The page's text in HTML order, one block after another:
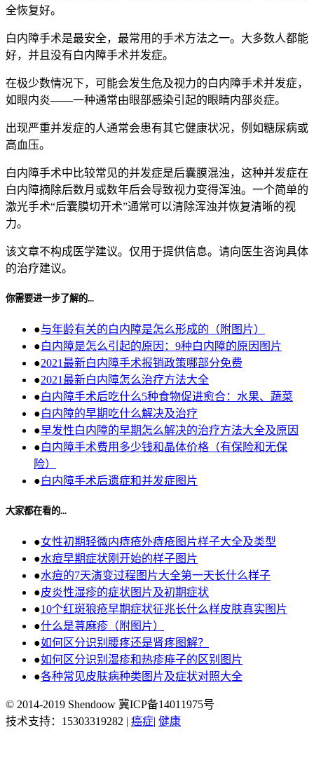
全恢复好。
白内障手术是最安全，最常用的手术方法之一。大多数人都能
好，并且没有白内障手术并发症。
在极少数情况下，可能会发生危及视力的白内障手术并发症，
如眼内炎——一种通常由眼部感染引起的眼睛内部炎症。
出现严重并发症的人通常会患有其它健康状况，例如糖尿病或
高血压。
白内障手术中比较常见的并发症是后囊膜混浊，这种并发症在
白内障摘除后数月或数年后会导致视力变得浑浊。一个简单的
激光手术“后囊膜切开术”通常可以清除浑浊并恢复清晰的视
力。
该文章不构成医学建议。仅用于提供信息。请向医生咨询具体
的治疗建议。
你需要进一步了解的...
●与年龄有关的白内障是怎么形成的（附图片）
●白内障是怎么引起的原因：9种白内障的原因图片
●2021最新白内障手术报销政策哪部分免费
●2021最新白内障怎么治疗方法大全
●白内障手术后吃什么5种食物促进愈合：水果、蔬菜
●白内障的早期吃什么解决及治疗
●早发性白内障的早期怎么解决的治疗方法大全及原因
●白内障手术费用多少钱和晶体价格（有保险和无保
险）
●白内障手术后遗症和并发症图片
大家都在看的...
●女性初期轻微内痔疮外痔疮图片样子大全及类型
●水痘早期症状刚开始的样子图片
●水痘的7天演变过程图片大全第一天长什么样子
●皮炎性湿疹的症状图片及初期症状
●10个红斑狼疮早期症状征兆长什么样皮肤真实图片
●什么是荨麻疹（附图片）
●如何区分识别腰疼还是肾疼图解？
●如何区分识别湿疹和热疹痱子的区别图片
●各种常见皮肤病种类图片及症状对照大全
© 2014-2019 Shendoow 冀ICP备14011975号
技术支持：15303319282 | 癌症| 健康